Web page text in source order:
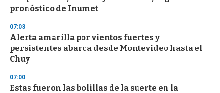
pronóstico de Inumet
07:03
Alerta amarilla por vientos fuertes y
persistentes abarca desde Montevideo hasta el
Chuy
07:00
Estas fueron las bolillas de la suerte en la